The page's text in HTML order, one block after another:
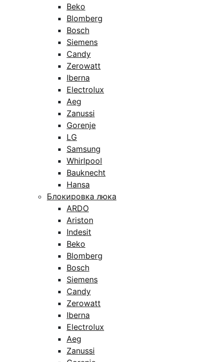
Beko
Blomberg
Bosch
Siemens
Candy
Zerowatt
Iberna
Electrolux
Aeg
Zanussi
Gorenje
LG
Samsung
Whirlpool
Bauknecht
Hansa
Блокировка люка
ARDO
Ariston
Indesit
Beko
Blomberg
Bosch
Siemens
Candy
Zerowatt
Iberna
Electrolux
Aeg
Zanussi